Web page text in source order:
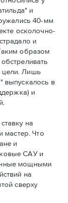
и
40-мм
осколочно-
и
образом
цели. Лишь
выпускалось в
и
на
мастер. Что
и
САУ и
мощными
на
сверху